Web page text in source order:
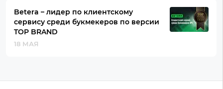
Betera – лидер по клиентскому
сервису среди букмекеров по версии
TOP BRAND
18 МАЯ